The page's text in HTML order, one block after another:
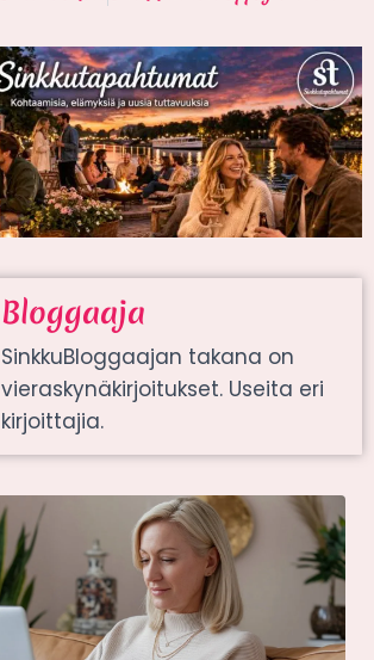
Bloggaaja
SinkkuBloggaajan takana on
vieraskynäkirjoitukset. Useita eri
kirjoittajia.